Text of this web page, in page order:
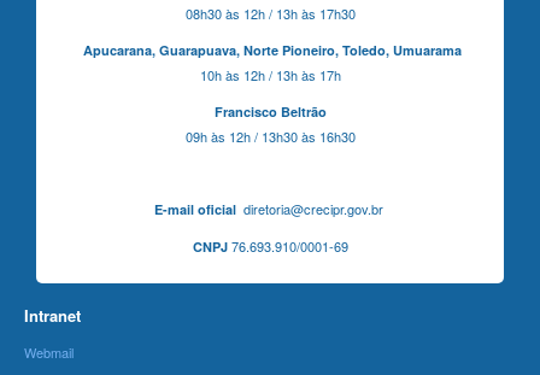
08h30 às 12h / 13h às 17h30
Apucarana, Guarapuava, Norte Pioneiro, Toledo, Umuarama
10h às 12h / 13h às 17h
Francisco Beltrão
09h às 12h / 13h30 às 16h30
E-mail oficialdiretoria@crecipr.gov.br
CNPJ76.693.910/0001-69
Intranet
Webmail